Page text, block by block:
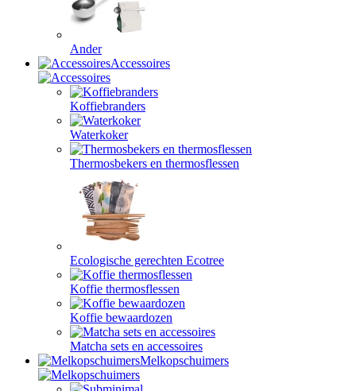
Ander
Accessoires
Koffiebranders
Waterkoker
Thermosbekers en thermosflessen
Ecologische gerechten Ecotree
Koffie thermosflessen
Koffie bewaardozen
Matcha sets en accessoires
Melkopschuimers